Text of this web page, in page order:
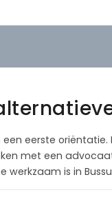
eerste
met een
is in